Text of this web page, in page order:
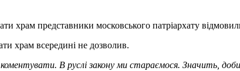
храм представники московського патріархату
храм всередині не дозволив.
В руслі закону ми стараємося. Значить,